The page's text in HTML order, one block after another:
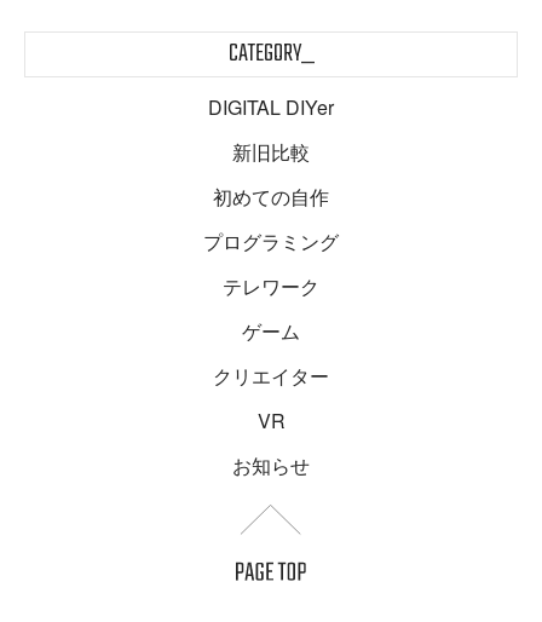
CATEGORY_
DIGITAL DIYer
新旧比較
初めての自作
プログラミング
テレワーク
ゲーム
クリエイター
VR
お知らせ